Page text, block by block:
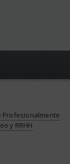
Profesionalmente
y RRHH